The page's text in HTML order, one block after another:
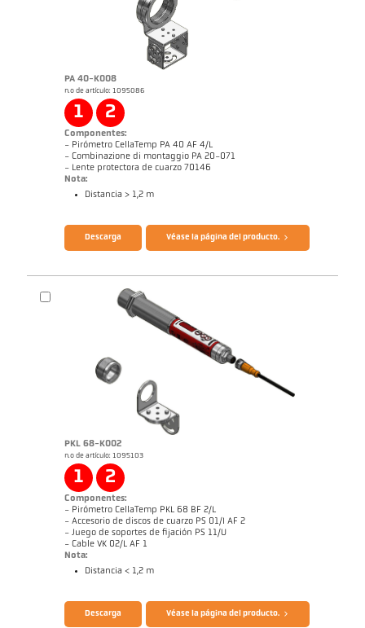
PA 40-K008
n.o de artículo: 1095086
1 2
Componentes:
- Pirómetro CellaTemp PA 40 AF 4/L
- Combinazione di montaggio PA 20-071
- Lente protectora de cuarzo 70146
Nota:
Distancia > 1,2 m
Folleto CellaTemp PA
Descarga Véase la página del producto.
PKL 68-K002
n.o de artículo: 1095103
1 2
Componentes:
- Pirómetro CellaTemp PKL 68 BF 2/L
- Accesorio de discos de cuarzo PS 01/I AF 2
- Juego de soportes de fijación PS 11/U
- Cable VK 02/L AF 1
Nota:
Distancia < 1,2 m
Folleto CellaTemp PK PKF PKL
Descarga Véase la página del producto.
Folleto CellaTemp PA